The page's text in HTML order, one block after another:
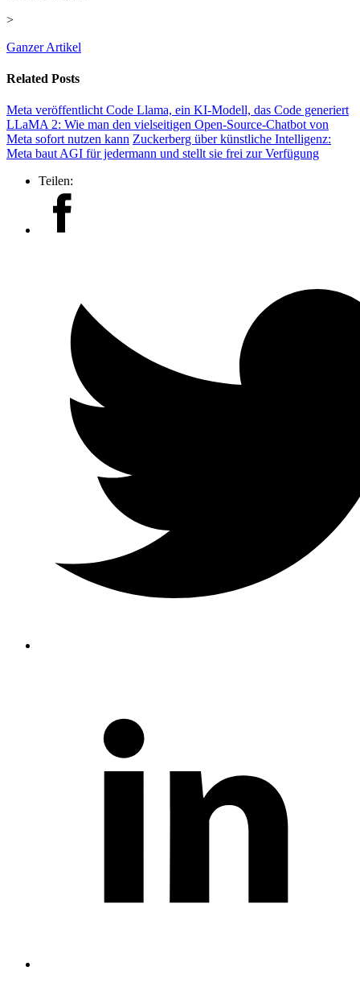
>
Ganzer Artikel
Related Posts
Meta veröffentlicht Code Llama, ein KI-Modell, das Code generiert
LLaMA 2: Wie man den vielseitigen Open-Source-Chatbot von
Meta sofort nutzen kann Zuckerberg über künstliche Intelligenz:
Meta baut AGI für jedermann und stellt sie frei zur Verfügung
Teilen: